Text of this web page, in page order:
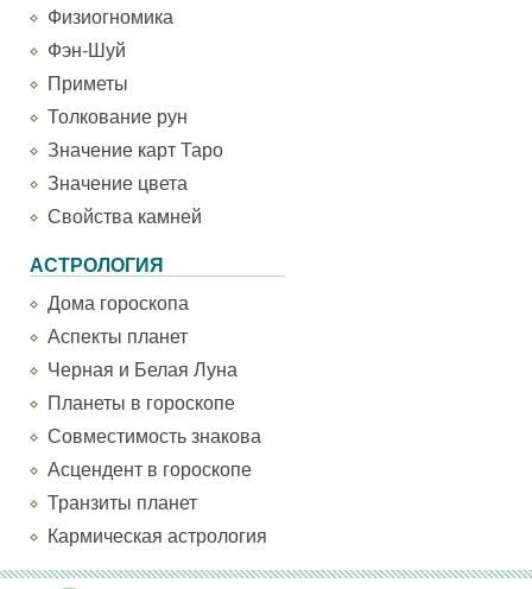
Физиогномика
Фэн-Шуй
Приметы
Толкование рун
Значение карт Таро
Значение цвета
Свойства камней
АСТРОЛОГИЯ
Дома гороскопа
Аспекты планет
Черная и Белая Луна
Планеты в гороскопе
Совместимость знакова
Асцендент в гороскопе
Транзиты планет
Кармическая астрология